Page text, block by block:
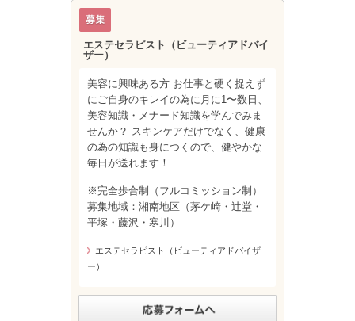
エステセラピスト（ビューティアドバイ
ザー）
美容に興味ある方 お仕事と硬く捉えず
にご自身のキレイの為に月に1〜数日、
美容知識・メナード知識を学んでみま
せんか？ スキンケアだけでなく、健康
の為の知識も身につくので、健やかな
毎日が送れます！
※完全歩合制（フルコミッション制）
募集地域：湘南地区（茅ケ崎・辻堂・
平塚・藤沢・寒川）
エステセラピスト（ビューティアドバイザ
ー）